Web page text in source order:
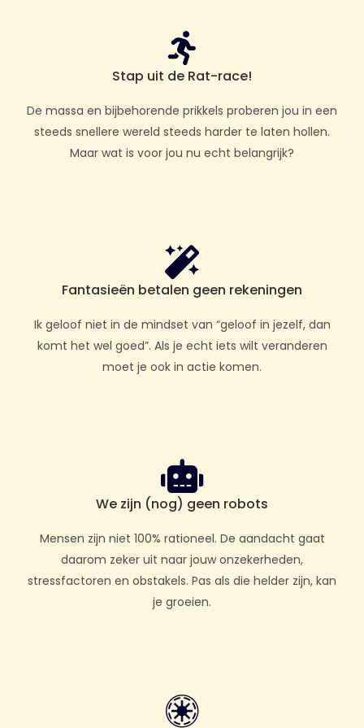
Stap uit de Rat-race!
De massa en bijbehorende prikkels proberen jou in een
steeds snellere wereld steeds harder te laten hollen.
Maar wat is voor jou nu echt belangrijk?
Fantasieën betalen geen rekeningen
Ik geloof niet in de mindset van “geloof in jezelf, dan
komt het wel goed”. Als je echt iets wilt veranderen
moet je ook in actie komen.
We zijn (nog) geen robots
Mensen zijn niet 100% rationeel. De aandacht gaat
daarom zeker uit naar jouw onzekerheden,
stressfactoren en obstakels. Pas als die helder zijn, kan
je groeien.